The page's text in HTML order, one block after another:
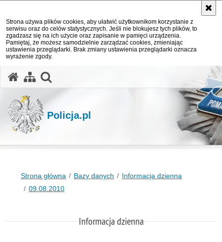
Strona używa plików cookies, aby ułatwić użytkownikom korzystanie z
serwisu oraz do celów statystycznych. Jeśli nie blokujesz tych plików, to
zgadzasz się na ich użycie oraz zapisanie w pamięci urządzenia.
Pamiętaj, że możesz samodzielnie zarządzać cookies, zmieniając
ustawienia przeglądarki. Brak zmiany ustawienia przeglądarki oznacza
wyrażenie zgody.
Policja.pl
Strona główna Bazy danych
Informacja dzienna
09.08.2010
Informacja dzienna